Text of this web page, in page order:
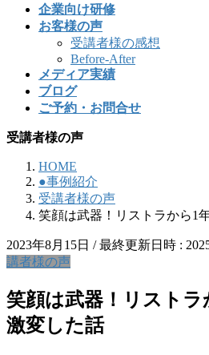
企業向け研修
お客様の声
受講者様の感想
Before-After
メディア実績
ブログ
ご予約・お問合せ
受講者様の声
HOME
●事例紹介
受講者様の声
笑顔は武器！リストラから1
2023年8月15日 / 最終更新日時 :
講者様の声
笑顔は武器！リストラ
激変した話